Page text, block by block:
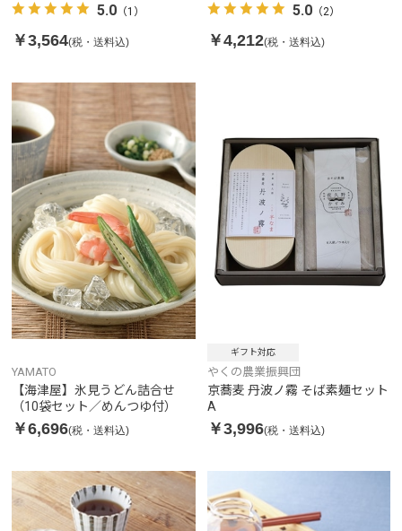
5.0 （1）
￥3,564(税・送料込)
5.0（2）
￥4,212(税・送料込)
YAMATO
【海津屋】氷見うどん詰合せ
（10袋セット／めんつゆ付）
￥6,696(税・送料込)
ギフト対応
やくの農業振興団
京蕎麦 丹波ノ霧 そば素麺セット
A
￥3,996(税・送料込)